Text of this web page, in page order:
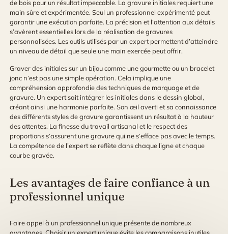
de bois pour un résultat impeccable. La gravure initiales requiert une
main sûre et expérimentée. Seul un professionnel expérimenté peut
garantir une exécution parfaite. La précision et l’attention aux détails
s’avèrent essentielles lors de la réalisation de gravures
personnalisées. Les outils utilisés par un expert permettent d’atteindre
un niveau de détail que seule une main exercée peut offrir.
Graver des initiales sur un bijou comme une gourmette ou un bracelet
jonc n’est pas une simple opération. Cela implique une
compréhension approfondie des techniques de marquage et de
gravure. Un expert sait intégrer les initiales dans le dessin global,
créant ainsi une harmonie parfaite. Son œil averti et sa connaissance
des différents styles de gravure garantissent un résultat à la hauteur
des attentes. La finesse du travail artisanal et le respect des
proportions s’assurent une gravure qui ne s’efface pas avec le temps.
La compétence de l’expert se reflète dans chaque ligne et chaque
courbe gravée.
Les avantages de faire confiance à un
professionnel unique
Faire appel à un professionnel unique présente de nombreux